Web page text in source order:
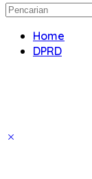
Home
DPRD